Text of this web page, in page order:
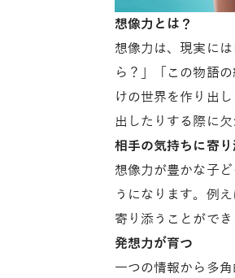
想像力とは？
想像力は、現実に
ら？」「この物語
けの世界を作り出
出したりする際に欠
相手の気持ちに寄り
想像力が豊かな子
うになります。例
寄り添うことがで
発想力が育つ
一つの情報から多